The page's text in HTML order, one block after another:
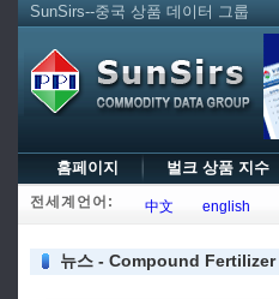
SunSirs--중국 상품 데이터 그룹
홈페이지 벌크 상품 지수
전세계언어: 中文 english
뉴스 - Compound Fertilizer